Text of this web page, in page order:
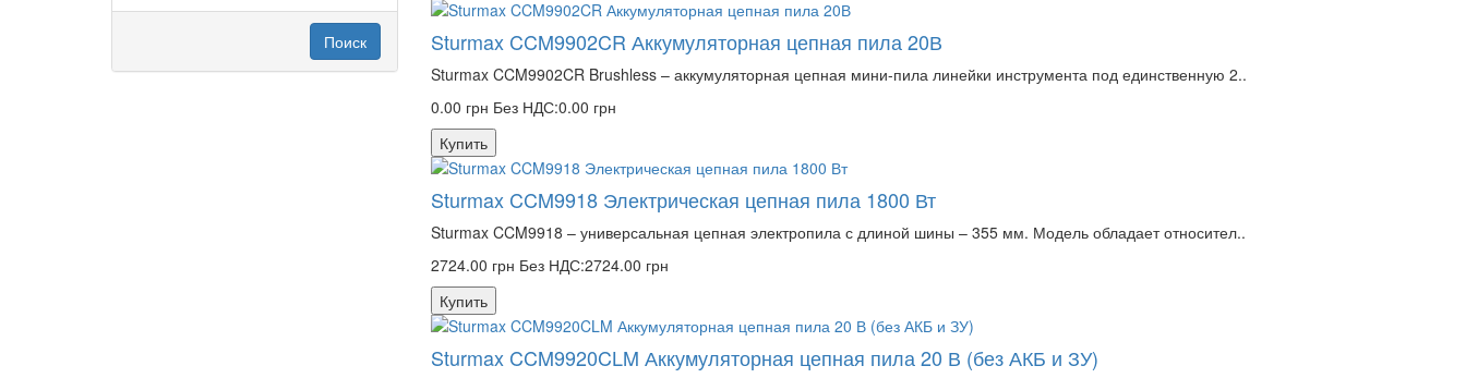
Поиск Sturmax CCM9902CR Аккумуляторная цепная пила 20В
Sturmax CCM9902CR Brushless – аккумуляторная цепная мини-пила линейки инструмента под единственную 2..
0.00 грн Без НДС:0.00 грн
Купить
Sturmax CCM9918 Электрическая цепная пила 1800 Вт
Sturmax CCM9918 – универсальная цепная электропила с длиной шины – 355 мм. Модель обладает относител..
2724.00 грн Без НДС:2724.00 грн
Купить
Sturmax CCM9920CLM Аккумуляторная цепная пила 20 В (без АКБ и ЗУ)